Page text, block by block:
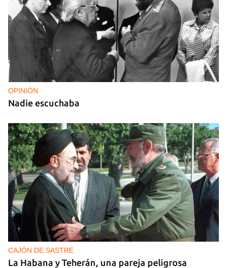
OPINIÓN
Nadie escuchaba
CAJÓN DE SASTRE
La Habana y Teherán, una pareja peligrosa